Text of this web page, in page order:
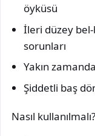
öyküsü
İleri düzey bel-
sorunları
Yakın
Şiddetli baş
Nasıl